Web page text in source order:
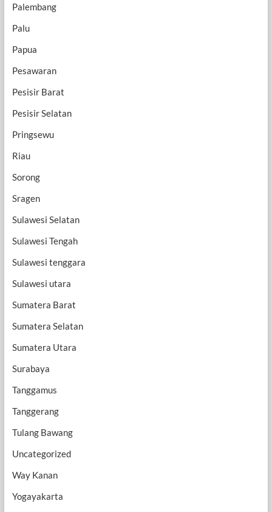
Palembang
Palu
Papua
Pesawaran
Pesisir Barat
Pesisir Selatan
Pringsewu
Riau
Sorong
Sragen
Sulawesi Selatan
Sulawesi Tengah
Sulawesi tenggara
Sulawesi utara
Sumatera Barat
Sumatera Selatan
Sumatera Utara
Surabaya
Tanggamus
Tanggerang
Tulang Bawang
Uncategorized
Way Kanan
Yogayakarta